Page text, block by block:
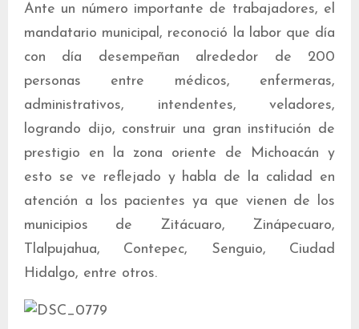
Ante un número importante de trabajadores, el
mandatario municipal, reconoció la labor que día
con día desempeñan alrededor de 200
personas entre médicos, enfermeras,
administrativos, intendentes, veladores,
logrando dijo, construir una gran institución de
prestigio en la zona oriente de Michoacán y
esto se ve reflejado y habla de la calidad en
atención a los pacientes ya que vienen de los
municipios de Zitácuaro, Zinápecuaro,
Tlalpujahua, Contepec, Senguio, Ciudad
Hidalgo, entre otros.